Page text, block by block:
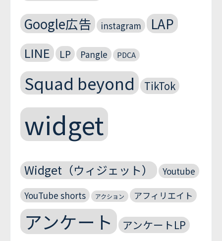
Google広告 instagram LAP
LINE LP Pangle PDCA
Squad beyond TikTok
widget
Widget（ウィジェット）
Youtube
YouTube shorts
アクション アフィリエイト
アンケート アンケートLP